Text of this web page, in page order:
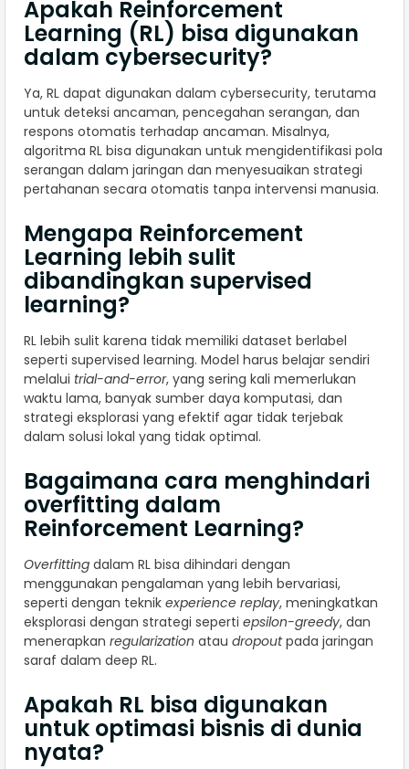
Apakah Reinforcement
Learning (RL) bisa digunakan
dalam cybersecurity?
Ya, RL dapat digunakan dalam cybersecurity, terutama
untuk deteksi ancaman, pencegahan serangan, dan
respons otomatis terhadap ancaman. Misalnya,
algoritma RL bisa digunakan untuk mengidentifikasi pola
serangan dalam jaringan dan menyesuaikan strategi
pertahanan secara otomatis tanpa intervensi manusia.
Mengapa Reinforcement
Learning lebih sulit
dibandingkan supervised
learning?
RL lebih sulit karena tidak memiliki dataset berlabel
seperti supervised learning. Model harus belajar sendiri
melalui trial-and-error, yang sering kali memerlukan
waktu lama, banyak sumber daya komputasi, dan
strategi eksplorasi yang efektif agar tidak terjebak
dalam solusi lokal yang tidak optimal.
Bagaimana cara menghindari
overfitting dalam
Reinforcement Learning?
Overfitting dalam RL bisa dihindari dengan
menggunakan pengalaman yang lebih bervariasi,
seperti dengan teknik experience replay, meningkatkan
eksplorasi dengan strategi seperti epsilon-greedy, dan
menerapkan regularization atau dropoutpada jaringan
saraf dalam deep RL.
Apakah RL bisa digunakan
untuk optimasi bisnis di dunia
nyata?